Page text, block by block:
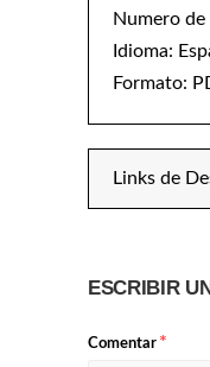
Numero de
Idioma:
Formato:
Links de
ESCRIBIR
Comentar *